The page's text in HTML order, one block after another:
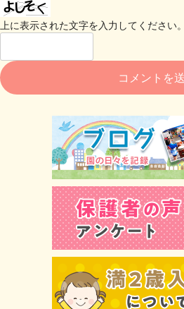
上に表示された文字を入力してください。